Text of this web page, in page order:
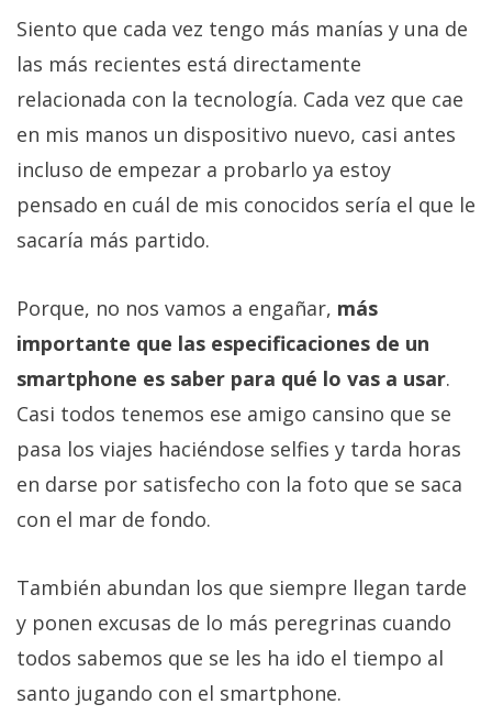
Siento que cada vez tengo más manías y una de
las más recientes está directamente
relacionada con la tecnología. Cada vez que cae
en mis manos un dispositivo nuevo, casi antes
incluso de empezar a probarlo ya estoy
pensado en cuál de mis conocidos sería el que le
sacaría más partido.
Porque, no nos vamos a engañar, más
importante que las especificaciones de un
smartphone es saber para qué lo vas a usar.
Casi todos tenemos ese amigo cansino que se
pasa los viajes haciéndose selfies y tarda horas
en darse por satisfecho con la foto que se saca
con el mar de fondo.
También abundan los que siempre llegan tarde
y ponen excusas de lo más peregrinas cuando
todos sabemos que se les ha ido el tiempo al
santo jugando con el smartphone.